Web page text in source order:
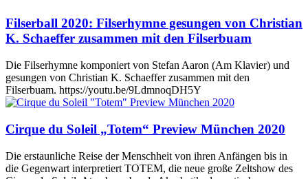
Filserball 2020: Filserhymne gesungen von Christian
K. Schaeffer zusammen mit den Filserbuam
Die Filserhymne komponiert von Stefan Aaron (Am Klavier) und
gesungen von Christian K. Schaeffer zusammen mit den
Filserbuam. https://youtu.be/9LdmnoqDH5Y
Cirque du Soleil „Totem“ Preview München 2020
Die erstaunliche Reise der Menschheit von ihren Anfängen bis in
die Gegenwart interpretiert TOTEM, die neue große Zeltshow des